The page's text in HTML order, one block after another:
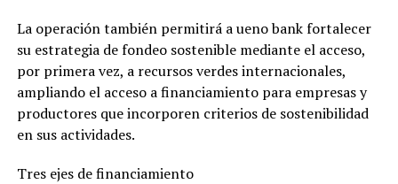
La operación también permitirá a ueno bank fortalecer
su estrategia de fondeo sostenible mediante el acceso,
por primera vez, a recursos verdes internacionales,
ampliando el acceso a financiamiento para empresas y
productores que incorporen criterios de sostenibilidad
en sus actividades.
Tres ejes de financiamiento